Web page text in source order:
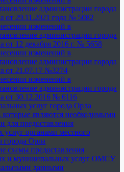
администрации города
от 29.11.2021 года № 5082
изменений в
администрации города
от 12 декабря 2016 г. № 5658
изменений в
администрации города
от 21.07.17 №3274
изменений в
администрации города
от 30.12.2016 № 6116
услуг города Орла
которые являются необходимыми
для предоставления
органами местного
города Орла
схемы предоставления
и муниципальных услуг ОМСУ
данными